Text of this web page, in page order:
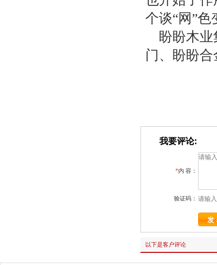
个谈“网”
盼盼木
门、盼盼
我要评论:
*内 容：
验证码：
以下是客户评论